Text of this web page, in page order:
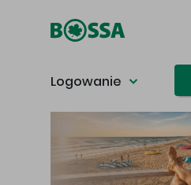
Logowanie